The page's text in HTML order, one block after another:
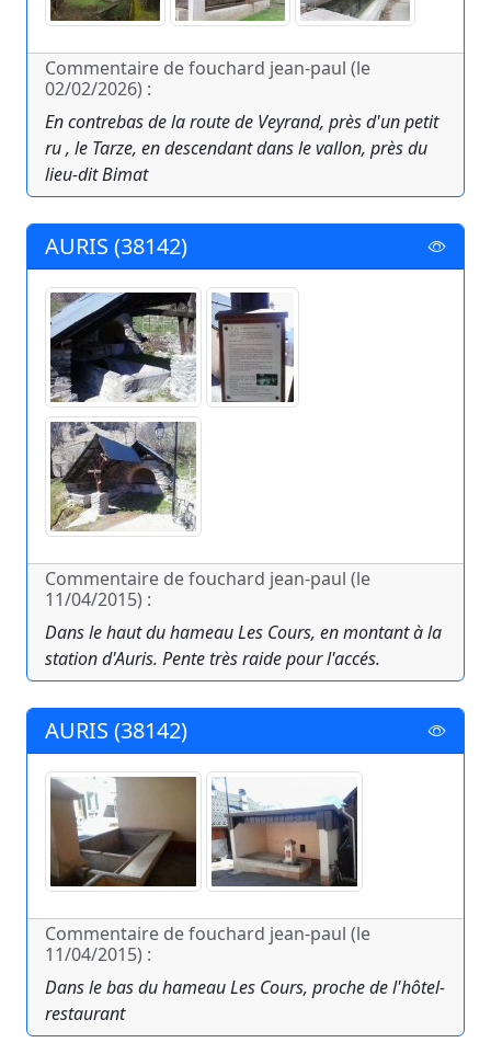
Commentaire de fouchard jean-paul (le
02/02/2026) :
En contrebas de la route de Veyrand, près d'un petit
ru , le Tarze, en descendant dans le vallon, près du
lieu-dit Bimat
AURIS (38142)
Commentaire de fouchard jean-paul (le
11/04/2015) :
Dans le haut du hameau Les Cours, en montant à la
station d'Auris. Pente très raide pour l'accés.
AURIS (38142)
Commentaire de fouchard jean-paul (le
11/04/2015) :
Dans le bas du hameau Les Cours, proche de l'hôtel-
restaurant